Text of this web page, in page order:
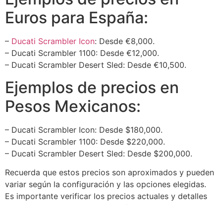
Euros para España:
– Ducati Scrambler Icon: Desde €8,000.
– Ducati Scrambler 1100: Desde €12,000.
– Ducati Scrambler Desert Sled: Desde €10,500.
Ejemplos de precios en
Pesos Mexicanos:
– Ducati Scrambler Icon: Desde $180,000.
– Ducati Scrambler 1100: Desde $220,000.
– Ducati Scrambler Desert Sled: Desde $200,000.
Recuerda que estos precios son aproximados y pueden
variar según la configuración y las opciones elegidas.
Es importante verificar los precios actuales y detalles